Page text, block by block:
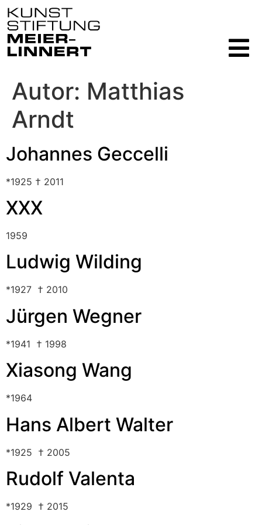
Autor: Matthias
Arndt
Johannes Geccelli
*1925 † 2011
XXX
1959
Ludwig Wilding
*1927 † 2010
Jürgen Wegner
*1941 † 1998
Xiasong Wang
*1964
Hans Albert Walter
*1925 † 2005
Rudolf Valenta
*1929 † 2015